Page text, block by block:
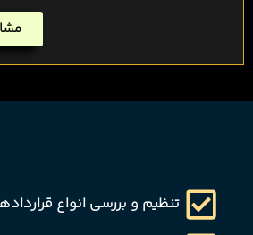
تنظیم و بررسی انواع